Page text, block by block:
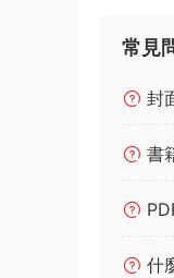
常見
封
書
什